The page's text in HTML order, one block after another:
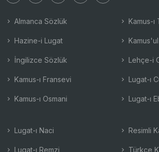
Almanca Sözlük
Hazine-i Lugat
İngilizce Sözlük
Kamus-ı Fransevi
Kamus-ı Osmani
Kamus-ı
Lehçe-i
Lugat-ı
Lugat-ı
Lugat-ı Naci
Lugat-ı Remzi
Resimli
Türkçe